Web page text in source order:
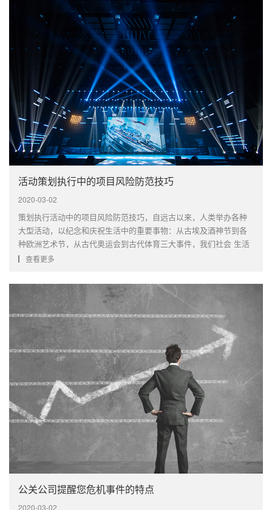
活动策划执行中的项目风险防范技巧
2020-03-02
策划执行活动中的项目风险防范技巧，自远古以来，人类举办各种
大型活动，以纪念和庆祝生活中的重要事物：从古埃及酒神节到各
种欧洲艺术节，从古代奥运会到古代体育三大事件，我们社会 生活
充满了丰富多彩的活动。 在新世纪，大型活动受到更多关注。 官方
销。 ···
查看更多
公关公司提醒您危机事件的特点
2020-03-02